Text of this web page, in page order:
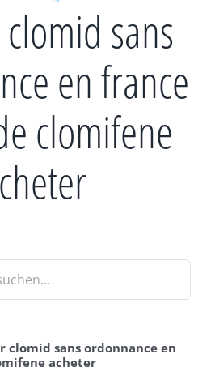
sans
en france
clomifene
sans ordonnance en
acheter